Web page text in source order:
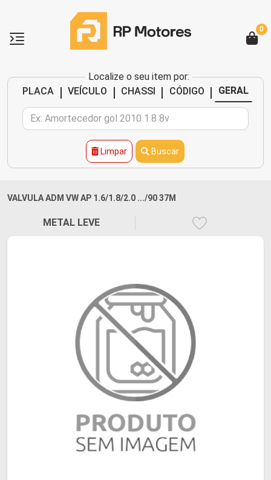
Localize o seu item por:
PLACA
| VEÍCULO | CHASSI | CÓDIGO | GERAL
Limpar Buscar
0
VALVULA ADM VW AP 1.6/1.8/2.0 .../90 37M
METAL LEVE